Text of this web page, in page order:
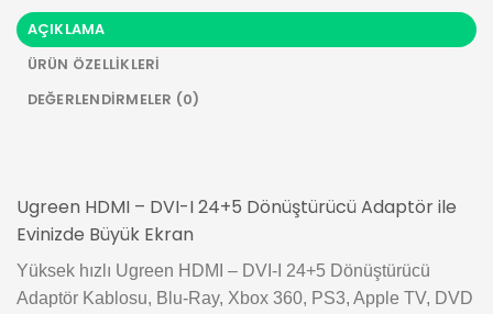
AÇIKLAMA
ÜRÜN ÖZELLIKLERI
DEĞERLENDIRMELER (0)
Ugreen HDMI – DVI-I 24+5 Dönüştürücü Adaptör ile
Evinizde Büyük Ekran
Yüksek hızlı Ugreen HDMI – DVI-I 24+5 Dönüştürücü
Adaptör Kablosu, Blu-Ray, Xbox 360, PS3, Apple TV, DVD